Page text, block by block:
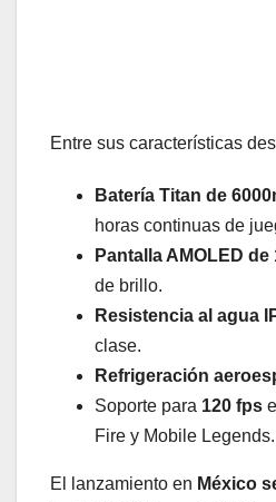
Entre sus características
Batería Titan de
horas continuas de
Pantalla AMOLED
de brillo.
Resistencia al agua
clase.
Refrigeración
Soporte para 120 fps
Fire y Mobile Legends.
El lanzamiento en México